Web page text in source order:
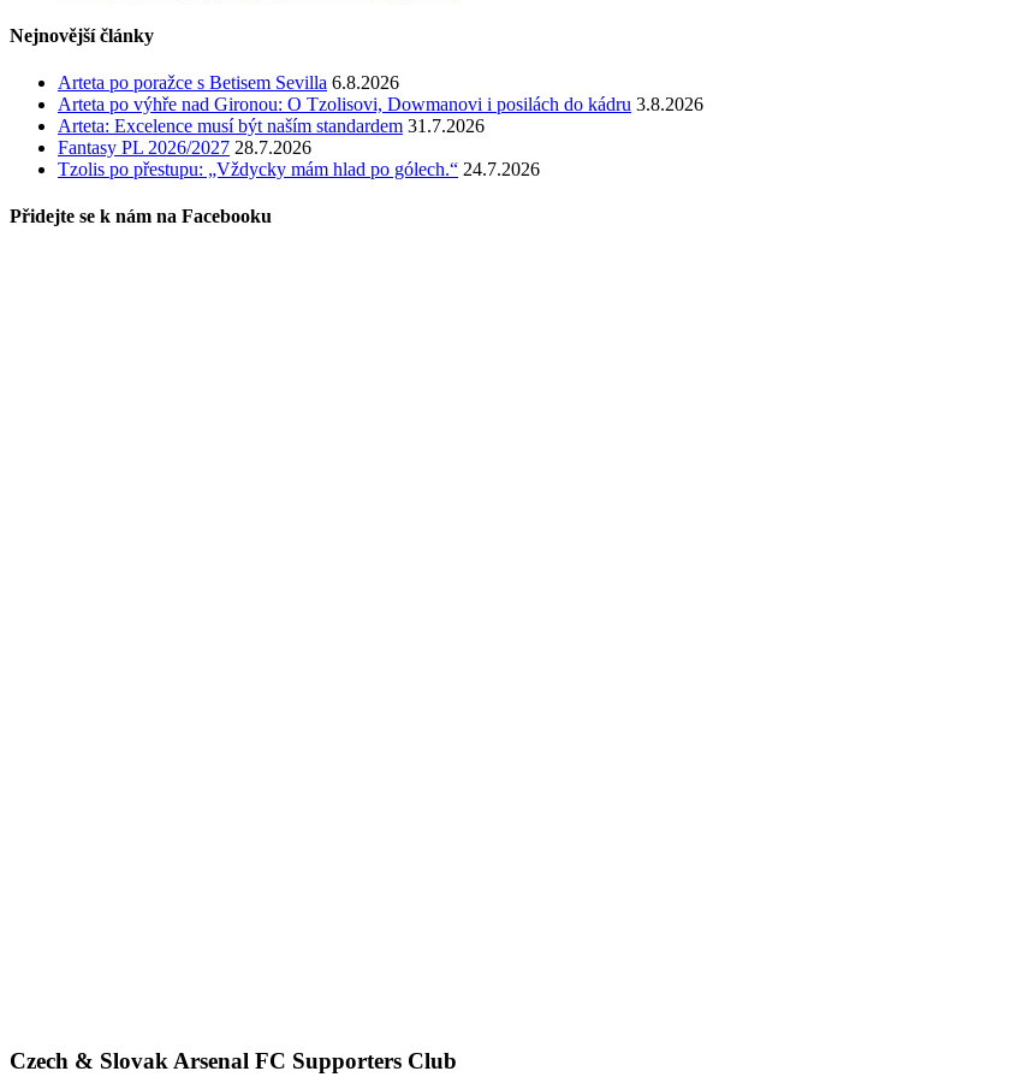
Nejnovější články
Arteta po poražce s Betisem Sevilla 6.8.2026
Arteta po výhře nad Gironou: O Tzolisovi, Dowmanovi i posilách do kádru 3.8.2026
Arteta: Excelence musí být naším standardem 31.7.2026
Fantasy PL 2026/2027 28.7.2026
Tzolis po přestupu: „Vždycky mám hlad po gólech.“ 24.7.2026
Přidejte se k nám na Facebooku
Czech & Slovak Arsenal FC Supporters Club